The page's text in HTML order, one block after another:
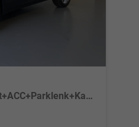
LIFE 115PS DSG AHK+IQ.Light+ACC+Parklenk+Kamera+Sitzheizung+Alu17+Keyless